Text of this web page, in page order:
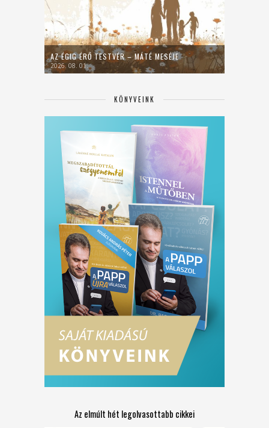
AZ ÉGIG ÉRŐ TESTVÉR – MÁTÉ MESÉJE
2026. 08. 01.
KÖNYVEINK
Az elmúlt hét legolvasottabb cikkei